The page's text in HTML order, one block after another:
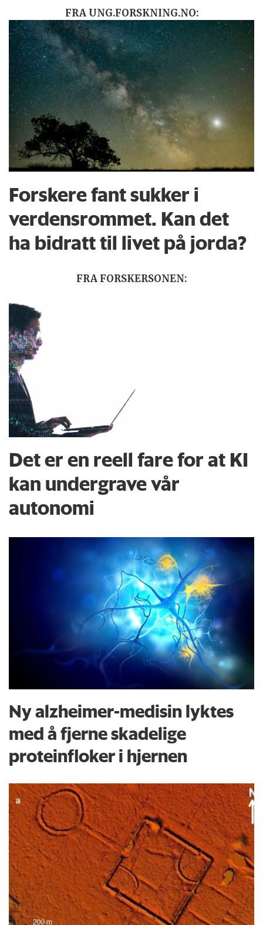
FRA UNG.FORSKNING.NO:
Forskere fant sukker i
verdensrommet. Kan det
ha bidratt til livet på jorda?
FRA FORSKERSONEN:
Det er en reell fare for at KI
kan undergrave vår
autonomi
Ny alzheimer-medisin lyktes
med å fjerne skadelige
proteinfloker i hjernen